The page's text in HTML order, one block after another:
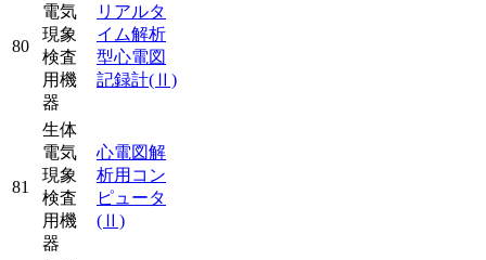
80
電気
現象
検査
用機
器
リアルタ
イム解析
型心電図
記録計(Ⅱ)
81
生体
電気
現象
検査
用機
器
心電図解
析用コン
ピュータ
(Ⅱ)